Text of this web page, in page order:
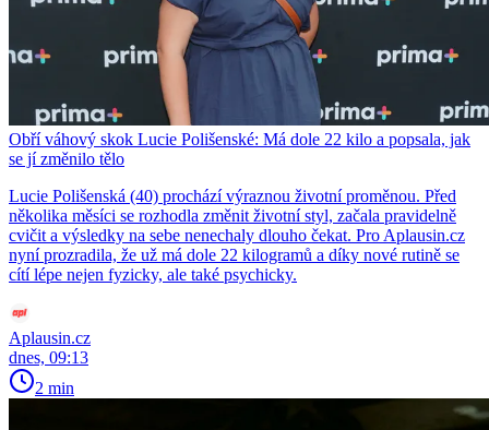
Obří váhový skok Lucie Polišenské: Má dole 22 kilo a popsala, jak
se jí změnilo tělo
Lucie Polišenská (40) prochází výraznou životní proměnou. Před
několika měsíci se rozhodla změnit životní styl, začala pravidelně
cvičit a výsledky na sebe nenechaly dlouho čekat. Pro Aplausin.cz
nyní prozradila, že už má dole 22 kilogramů a díky nové rutině se
cítí lépe nejen fyzicky, ale také psychicky.
Aplausin.cz
dnes, 09:13
2 min